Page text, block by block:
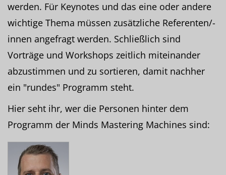
werden. Für Keynotes und das eine oder andere
wichtige Thema müssen zusätzliche Referenten/-
innen angefragt werden. Schließlich sind
Vorträge und Workshops zeitlich miteinander
abzustimmen und zu sortieren, damit nachher
ein "rundes" Programm steht.
Hier seht ihr, wer die Personen hinter dem
Programm der Minds Mastering Machines sind: